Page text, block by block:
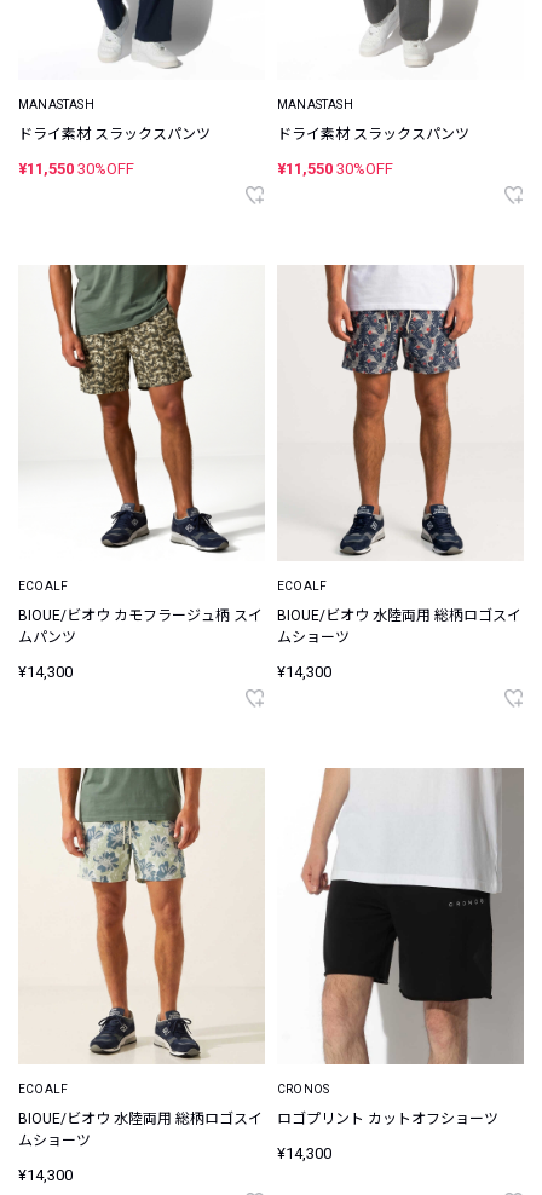
MANASTASH
ドライ素材 スラックスパンツ
¥11,550 30%OFF
MANASTASH
ドライ素材 スラックスパンツ
¥11,550 30%OFF
ECOALF
BIOUE/ビオウ カモフラージュ柄 スイ
ムパンツ
¥14,300
ECOALF
BIOUE/ビオウ 水陸両用 総柄ロゴスイ
ムショーツ
¥14,300
ECOALF
BIOUE/ビオウ 水陸両用 総柄ロゴスイ
ムショーツ
¥14,300
CRONOS
ロゴプリント カットオフショーツ
¥14,300